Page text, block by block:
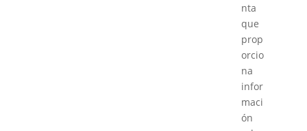
nta
que
prop
orcio
na
infor
maci
ón